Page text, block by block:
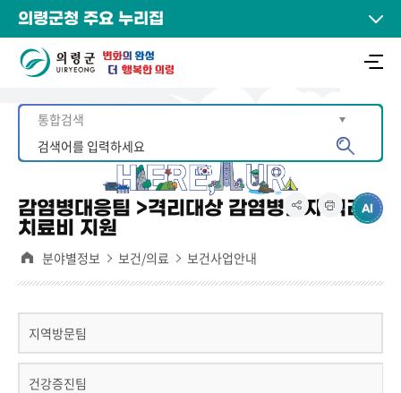
의령군청 주요 누리집
감염병대응팀 >격리대상 감염병환자 격리
치료비 지원
분야별정보 보건/의료 보건사업안내
지역방문팀
건강증진팀